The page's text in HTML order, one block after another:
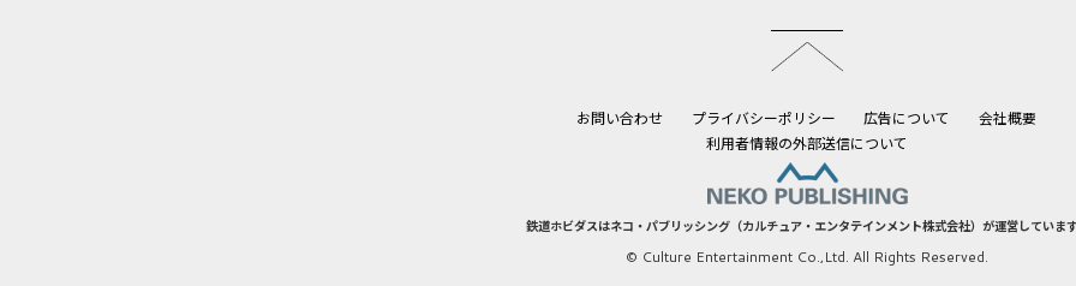
お問い合わせ プライバシーポリシー 広告について
会社概要
利用者情報の外部送信について
鉄道ホビダスはネコ・パブリッシング（カルチュア・エンタテインメント株式会社）が運営していま
© Culture Entertainment Co.,Ltd. All Rights Reserved.